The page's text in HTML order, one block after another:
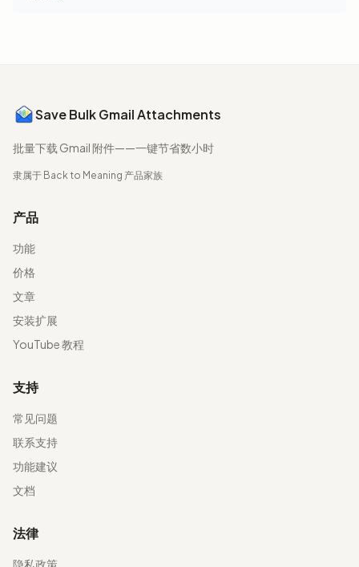
Save Bulk Gmail Attachments
批量下载 Gmail 附件——一键节省数小时
隶属于 Back to Meaning 产品家族
产品
功能
价格
文章
安装扩展
YouTube 教程
支持
常见问题
联系支持
功能建议
文档
法律
隐私政策